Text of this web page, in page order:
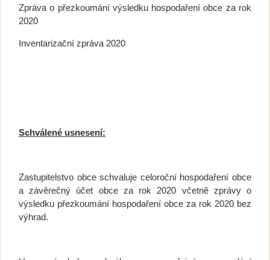
Zpráva o přezkoumání výsledku hospodaření obce za rok
2020
Inventarizační zpráva 2020
Schválené usnesení:
Zastupitelstvo obce schvaluje celoroční hospodaření obce
a závěrečný účet obce za rok 2020 včetně zprávy o
výsledku přezkoumání hospodaření obce za rok 2020 bez
výhrad.